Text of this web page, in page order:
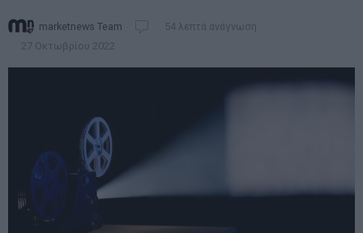
marketnews Team
54 λεπτά ανάγνωση
27 Οκτωβρίου 2022